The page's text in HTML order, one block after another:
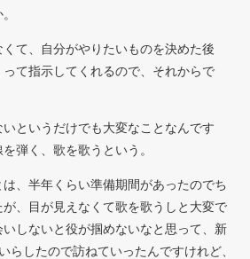
くて、自分がやりたいものを決めた後
て指示してくれるので、それからで
というだけでも大変なことなんです
弾く、歌を歌うという。
は、半年くらい準備期間があったのでち
が、目が見えなくて歌を歌うしと大変で
しないと役が掴めないなと思って、新
らしたので訪ねていったんですけれど、